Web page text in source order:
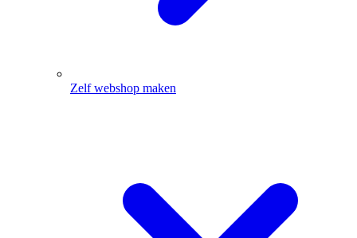
Zelf webshop maken